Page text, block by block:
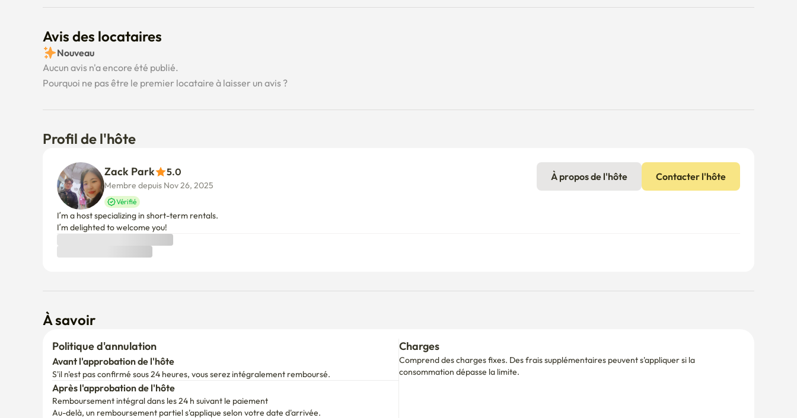
Avis des locataires
Nouveau
Aucun avis n'a encore été publié.
Pourquoi ne pas être le premier locataire à laisser un avis ?
Profil de l'hôte
Zack Park 5.0
Membre depuis Nov 26, 2025
Vérifié
À propos de l'hôte Contacter l'hôte
I’m a host specializing in short-term rentals.
I’m delighted to welcome you!
À savoir
Politique d'annulation
S'il n'est pas confirmé sous 24 heures, vous serez intégralement remboursé.
Après l'approbation de l'hôte
Remboursement intégral dans les 24 h suivant le paiement
Au-delà, un remboursement partiel s'applique selon votre date d'arrivée.
(Les frais de service Enko ne sont pas remboursables.)
Ajoutez vos dates pour consulter la politique d'annulation pour votre période de séjour.
consommation dépasse la limite.